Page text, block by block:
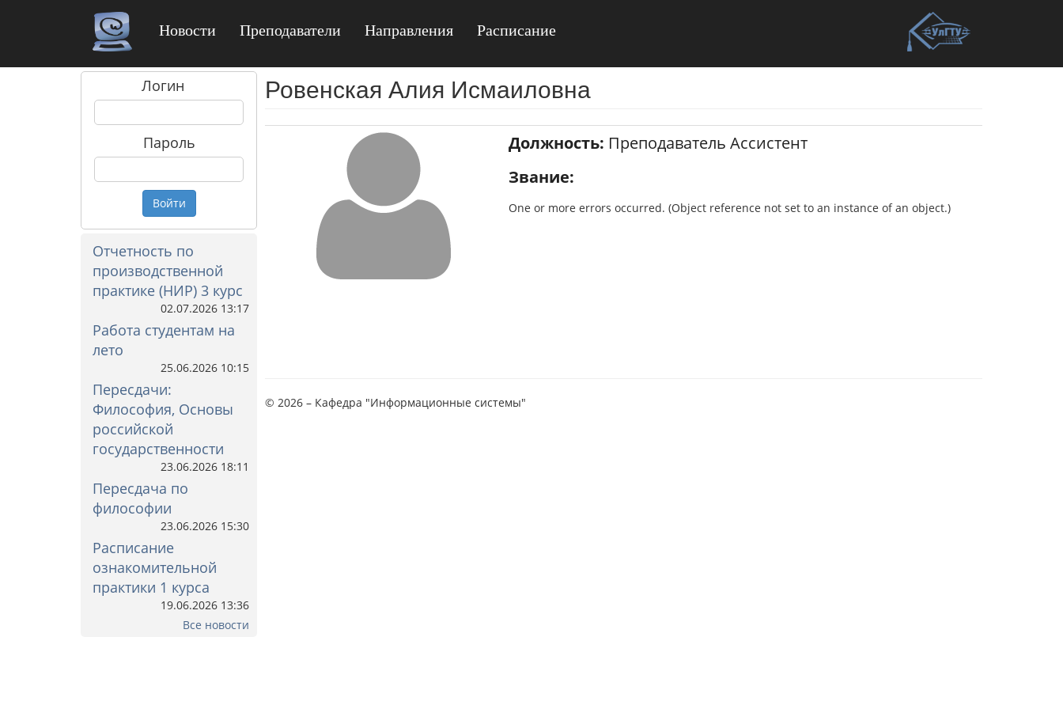
Новости Преподаватели Направления Расписание
Логин
Пароль
Войти
Отчетность по
производственной
практике (НИР) 3 курс
02.07.2026 13:17
Работа студентам на
лето
25.06.2026 10:15
Пересдачи:
Философия, Основы
российской
государственности
23.06.2026 18:11
Пересдача по
философии
23.06.2026 15:30
Расписание
ознакомительной
практики 1 курса
19.06.2026 13:36
Все новости
Ровенская Алия Исмаиловна
Должность: Преподаватель Ассистент
Звание:
One or more errors occurred. (Object reference not set to an instance of an object.)
© 2026 – Кафедра "Информационные системы"